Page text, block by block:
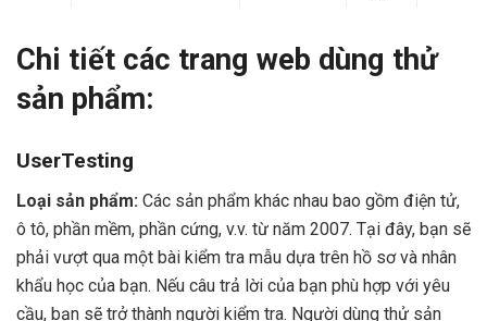
Chi tiết các trang web dùng thử
sản phẩm:
UserTesting
Loại sản phẩm: Các sản phẩm khác nhau bao gồm điện tử,
ô tô, phần mềm, phần cứng, v.v. từ năm 2007. Tại đây, bạn sẽ
phải vượt qua một bài kiểm tra mẫu dựa trên hồ sơ và nhân
khẩu học của bạn. Nếu câu trả lời của bạn phù hợp với yêu
cầu, bạn sẽ trở thành người kiểm tra. Người dùng thử sản